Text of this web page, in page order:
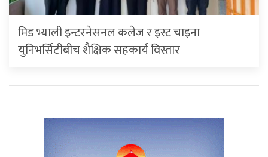
मिड भ्याली इन्टरनेसनल कलेज र इस्ट चाइना
युनिभर्सिटीबीच शैक्षिक सहकार्य विस्तार